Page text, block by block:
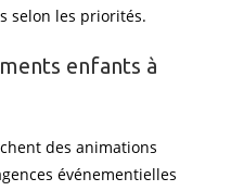
selon les priorités.
enfants à
des animations
événementielles